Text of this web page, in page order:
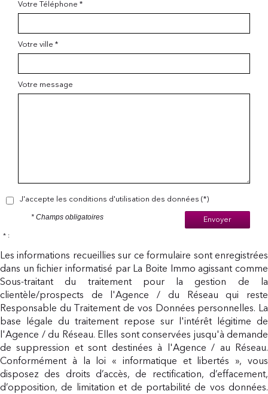
Votre Téléphone *
Votre ville *
Votre message
J'accepte les conditions d'utilisation des données (*)
Envoyer
* Champs obligatoires
* :
Les informations recueillies sur ce formulaire sont enregistrées
dans un fichier informatisé par La Boite Immo agissant comme
Sous-traitant du traitement pour la gestion de la
clientèle/prospects de l'Agence / du Réseau qui reste
Responsable du Traitement de vos Données personnelles. La
base légale du traitement repose sur l'intérêt légitime de
l'Agence / du Réseau. Elles sont conservées jusqu'à demande
de suppression et sont destinées à l'Agence / au Réseau.
Conformément à la loi « informatique et libertés », vous
disposez des droits d’accès, de rectification, d’effacement,
d’opposition, de limitation et de portabilité de vos données.